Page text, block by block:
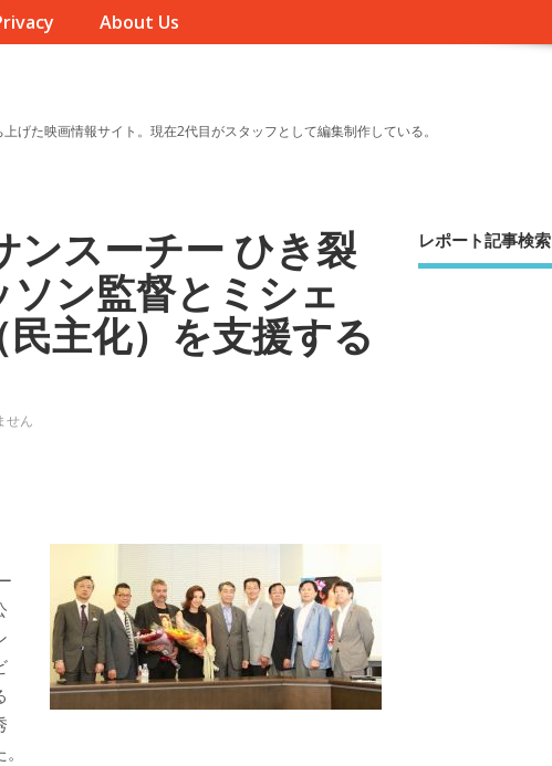
About Us
げた映画情報サイト。現在2代目がスタッフとして編集制作している。
スーチー ひき裂
ン監督とミシェ
主化）を支援する
せん
レポート記事検索